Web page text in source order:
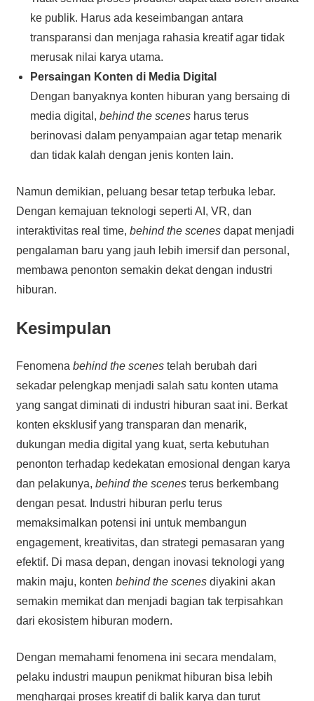
ke publik. Harus ada keseimbangan antara
transparansi dan menjaga rahasia kreatif agar tidak
merusak nilai karya utama.
Persaingan Konten di Media Digital
Dengan banyaknya konten hiburan yang bersaing di
media digital, behind the scenesharus terus
berinovasi dalam penyampaian agar tetap menarik
dan tidak kalah dengan jenis konten lain.
Namun demikian, peluang besar tetap terbuka lebar.
Dengan kemajuan teknologi seperti AI, VR, dan
interaktivitas real time, behind the scenesdapat menjadi
pengalaman baru yang jauh lebih imersif dan personal,
membawa penonton semakin dekat dengan industri
hiburan.
Kesimpulan
Fenomena behind the scenestelah berubah dari
sekadar pelengkap menjadi salah satu konten utama
yang sangat diminati di industri hiburan saat ini. Berkat
konten eksklusif yang transparan dan menarik,
dukungan media digital yang kuat, serta kebutuhan
penonton terhadap kedekatan emosional dengan karya
dan pelakunya, behind the scenesterus berkembang
dengan pesat. Industri hiburan perlu terus
memaksimalkan potensi ini untuk membangun
engagement, kreativitas, dan strategi pemasaran yang
efektif. Di masa depan, dengan inovasi teknologi yang
makin maju, konten behind the scenesdiyakini akan
semakin memikat dan menjadi bagian tak terpisahkan
dari ekosistem hiburan modern.
Dengan memahami fenomena ini secara mendalam,
pelaku industri maupun penikmat hiburan bisa lebih
menghargai proses kreatif di balik karya dan turut